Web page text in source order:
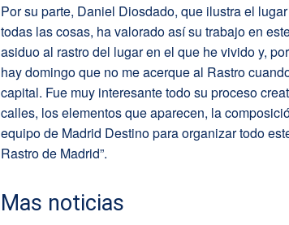
Por su parte, Daniel Diosdado, que ilustra el
todas las cosas, ha valorado así su trabajo en
asiduo al rastro del lugar en el que he vivido y,
hay domingo que no me acerque al Rastro
capital. Fue muy interesante todo su proceso
calles, los elementos que aparecen, la
equipo de Madrid Destino para organizar todo
Rastro de Madrid”.
Mas noticias